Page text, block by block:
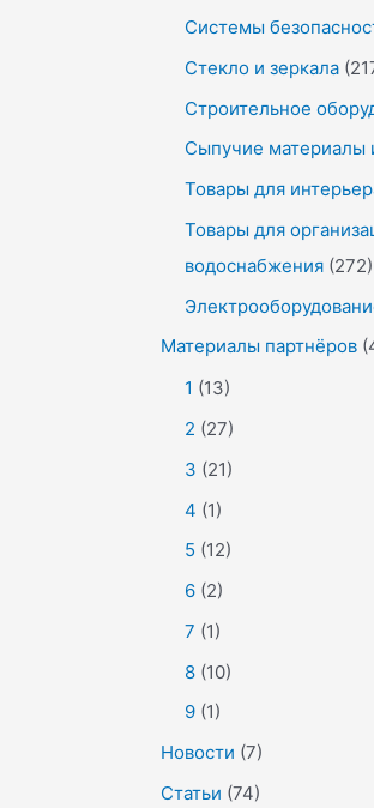
Системы
Стекло и зеркала
Строительное
Сыпучие материалы
Товары для
Товары для
водоснабжения (272)
Материалы партнёров
1 (13)
2 (27)
3 (21)
4 (1)
5 (12)
6 (2)
7 (1)
8 (10)
9 (1)
Новости (7)
Статьи (74)